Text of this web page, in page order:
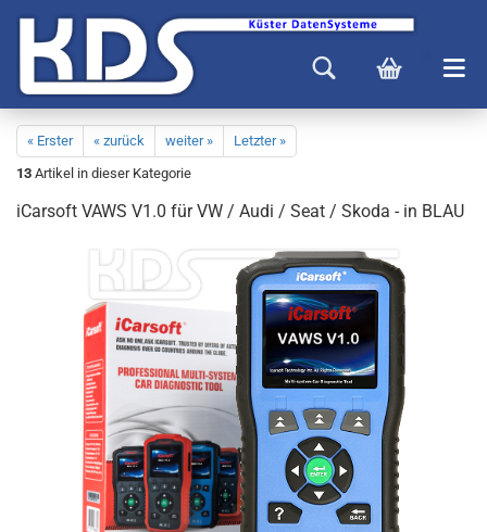
« Erster « zurück weiter »
Letzter »
13 Artikel in dieser Kategorie
iCarsoft VAWS V1.0 für VW / Audi / Seat / Skoda - in BLAU